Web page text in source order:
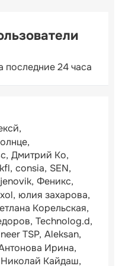
последние 24 часа
Дмитрий Ко
consia SEN
jenovik Феникс
юлия захарова
Корельская
Technolog.d
TSP Aleksan
Ирина
Николай Кайдаш